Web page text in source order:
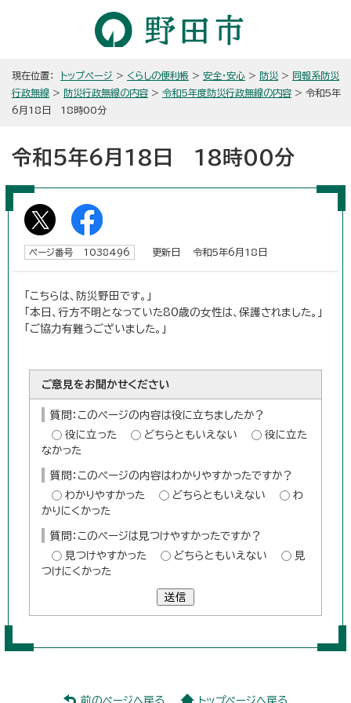
現在位置： トップページ > くらしの便利帳 > 安全・安心 > 防災 > 同報系防災
行政無線 > 防災行政無線の内容 > 令和5年度防災行政無線の内容 > 令和5年
6月18日 18時00分
令和5年6月18日 18時00分
ページ番号 1038496 更新日 令和5年6月18日
「こちらは、防災野田です。」
「本日、行方不明となっていた80歳の女性は、保護されました。」
「ご協力有難うございました。」
ご意見をお聞かせください
質問：このページの内容は役に立ちましたか？
役に立った
どちらともいえない
役に立た
なかった
質問：このページの内容はわかりやすかったですか？
わかりやすかった
どちらともいえない
わ
かりにくかった
質問：このページは見つけやすかったですか？
見つけやすかった
どちらともいえない
見
つけにくかった
送信
前のページへ戻る トップページへ戻る